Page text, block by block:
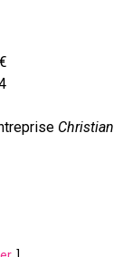
Christian